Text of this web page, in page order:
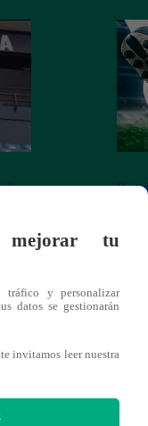
mejorar tu
y personalizar
datos se gestionarán
invitamos leer nuestra